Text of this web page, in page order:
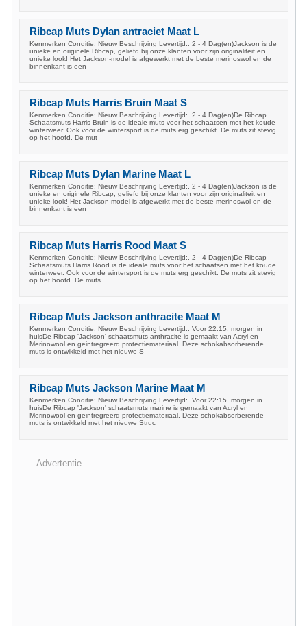
Ribcap Muts Dylan antraciet Maat L
Kenmerken Conditie: Nieuw Beschrijving Levertijd:. 2 - 4 Dag(en)Jackson is de
unieke en originele Ribcap, geliefd bij onze klanten voor zijn originaliteit en
unieke look! Het Jackson-model is afgewerkt met de beste merinoswol en de
binnenkant is een
Ribcap Muts Harris Bruin Maat S
Kenmerken Conditie: Nieuw Beschrijving Levertijd:. 2 - 4 Dag(en)De Ribcap
Schaatsmuts Harris Bruin is de ideale muts voor het schaatsen met het koude
winterweer. Ook voor de wintersport is de muts erg geschikt. De muts zit stevig
op het hoofd. De mut
Ribcap Muts Dylan Marine Maat L
Kenmerken Conditie: Nieuw Beschrijving Levertijd:. 2 - 4 Dag(en)Jackson is de
unieke en originele Ribcap, geliefd bij onze klanten voor zijn originaliteit en
unieke look! Het Jackson-model is afgewerkt met de beste merinoswol en de
binnenkant is een
Ribcap Muts Harris Rood Maat S
Kenmerken Conditie: Nieuw Beschrijving Levertijd:. 2 - 4 Dag(en)De Ribcap
Schaatsmuts Harris Rood is de ideale muts voor het schaatsen met het koude
winterweer. Ook voor de wintersport is de muts erg geschikt. De muts zit stevig
op het hoofd. De muts
Ribcap Muts Jackson anthracite Maat M
Kenmerken Conditie: Nieuw Beschrijving Levertijd:. Voor 22:15, morgen in
huisDe Ribcap 'Jackson' schaatsmuts anthracite is gemaakt van Acryl en
Merinowool en geintregreerd protectiemateriaal. Deze schokabsorberende
muts is ontwikkeld met het nieuwe S
Ribcap Muts Jackson Marine Maat M
Kenmerken Conditie: Nieuw Beschrijving Levertijd:. Voor 22:15, morgen in
huisDe Ribcap 'Jackson' schaatsmuts marine is gemaakt van Acryl en
Merinowool en geintregreerd protectiemateriaal. Deze schokabsorberende
muts is ontwikkeld met het nieuwe Struc
Advertentie